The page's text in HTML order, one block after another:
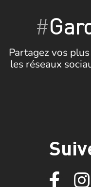
#
Partagez vos
les réseaux